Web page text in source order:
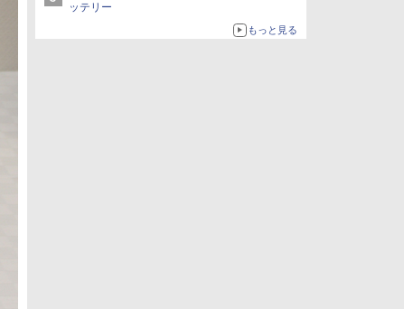
ッテリー
もっと見る